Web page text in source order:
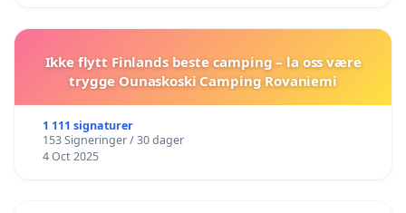
Ikke flytt Finlands beste camping – la oss være
trygge Ounaskoski Camping Rovaniemi
1 111 signaturer
153 Signeringer / 30 dager
4 Oct 2025